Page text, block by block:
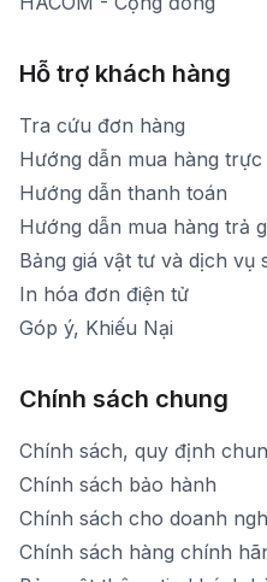
Hỗ trợ khách hàng
Tra cứu đơn hàng
Hướng dẫn mua hàng trực
Hướng dẫn thanh toán
Hướng dẫn mua hàng trả
Bảng giá vật tư và dịch vụ
In hóa đơn điện tử
Góp ý, Khiếu Nại
Chính sách chung
Chính sách, quy định
Chính sách bảo hành
Chính sách cho doanh
Chính sách hàng chính